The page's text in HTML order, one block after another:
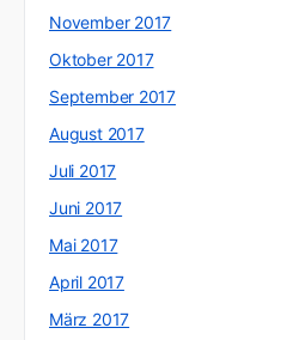
November 2017
Oktober 2017
September 2017
August 2017
Juli 2017
Juni 2017
Mai 2017
April 2017
März 2017